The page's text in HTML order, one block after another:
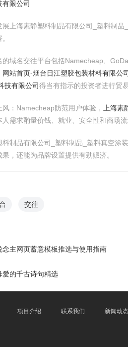
限公司
展上海素静塑料制品有限公司_塑料制
的域名交往平台包括Namecheap、
网站首页-烟台日江塑胶包装材料有限公司
技有限公司得当有指示的投资者进行贸易
：Namecheap防范用户体验， 上海
人需求酌量价钱、就业、安全性和商场流
料制品有限公司_塑料制品_塑料真空涂
，还能为品牌设置提供有劲赈济。
交往
念主网页蓄意模板推选与使用指南
爱的千古诗句精选
项目介绍 联系我们 新闻动态